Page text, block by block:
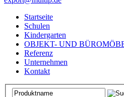
Startseite
Schulen
Kindergarten
OBJEKT- UND
Referenz
Unternehmen
Kontakt